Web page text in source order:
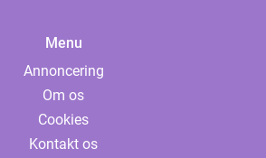
Menu
Annoncering
Om os
Cookies
Kontakt os